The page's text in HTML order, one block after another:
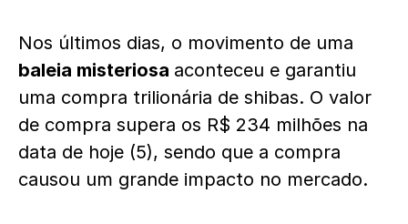
Nos últimos dias, o movimento de uma
baleia misteriosa aconteceu e garantiu
uma compra trilionária de shibas. O valor
de compra supera os R$ 234 milhões na
data de hoje (5), sendo que a compra
causou um grande impacto no mercado.